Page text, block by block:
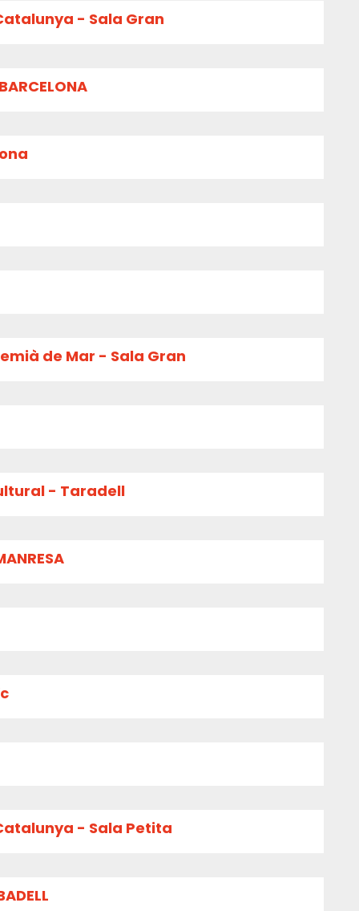
- Sala Gran
de Mar - Sala Gran
- Taradell
- Sala Petita